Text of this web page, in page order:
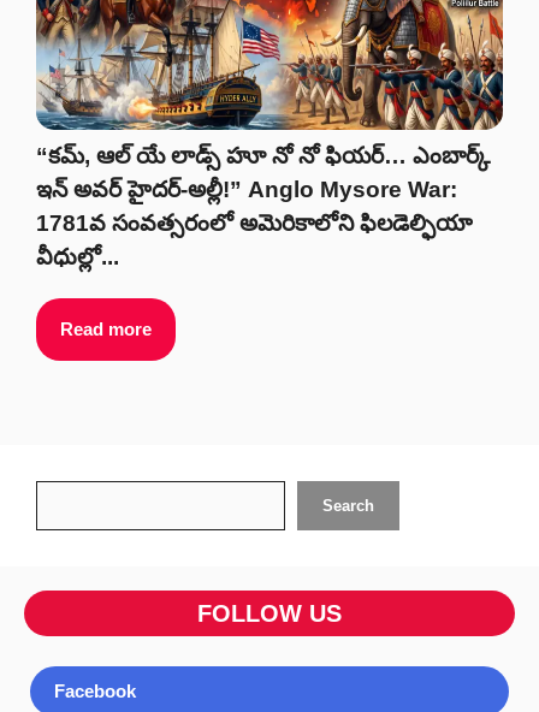
“కమ్, ఆల్ యే లాడ్స్ హూ నో నో ఫియర్… ఎంబార్క్
ఇన్ అవర్ హైదర్-అల్లీ!” Anglo Mysore War:
1781వ సంవత్సరంలో అమెరికాలోని ఫిలడెల్ఫియా
వీధుల్లో...
Read more
Search
FOLLOW US
Facebook